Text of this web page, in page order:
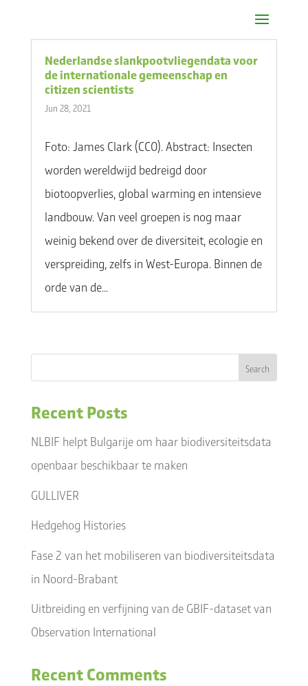
Nederlandse slankpootvliegendata voor
de internationale gemeenschap en
citizen scientists
Jun 28, 2021
Foto: James Clark (CC0). Abstract: Insecten
worden wereldwijd bedreigd door
biotoopverlies, global warming en intensieve
landbouw. Van veel groepen is nog maar
weinig bekend over de diversiteit, ecologie en
verspreiding, zelfs in West-Europa. Binnen de
orde van de...
Recent Posts
NLBIF helpt Bulgarije om haar biodiversiteitsdata
openbaar beschikbaar te maken
GULLIVER
Hedgehog Histories
Fase 2 van het mobiliseren van biodiversiteitsdata
in Noord-Brabant
Uitbreiding en verfijning van de GBIF-dataset van
Observation International
Recent Comments